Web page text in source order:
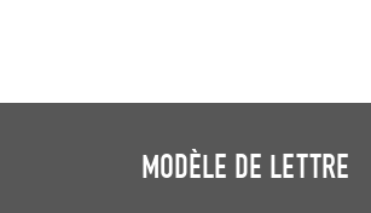
MODÈLE DE LETTRE